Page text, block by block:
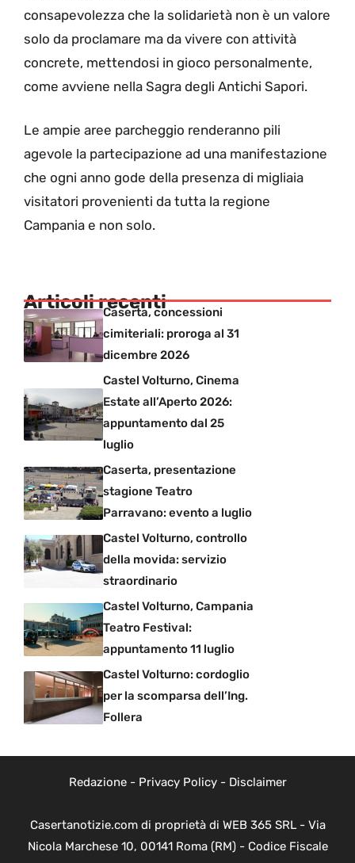
consapevolezza che la solidarietà non è un valore
solo da proclamare ma da vivere con attività
concrete, mettendosi in gioco personalmente,
come avviene nella Sagra degli Antichi Sapori.
Le ampie aree parcheggio renderanno pili
agevole la partecipazione ad una manifestazione
che ogni anno gode della presenza di migliaia
visitatori provenienti da tutta la regione
Campania e non solo.
Articoli recenti
Caserta, concessioni
cimiteriali: proroga al 31
dicembre 2026
Castel Volturno, Cinema
Estate all’Aperto 2026:
appuntamento dal 25
luglio
Caserta, presentazione
stagione Teatro
Parravano: evento a luglio
Castel Volturno, controllo
della movida: servizio
straordinario
Castel Volturno, Campania
Teatro Festival:
appuntamento 11 luglio
Castel Volturno: cordoglio
per la scomparsa dell’Ing.
Follera
Redazione- Privacy Policy- Disclaimer
Casertanotizie.com di proprietà di WEB 365 SRL - Via
Nicola Marchese 10, 00141 Roma (RM) - Codice Fiscale